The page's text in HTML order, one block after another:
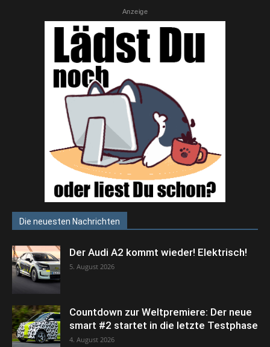
Anzeige
Die neuesten Nachrichten
Der Audi A2 kommt wieder! Elektrisch!
5. August 2026
Countdown zur Weltpremiere: Der neue
smart #2 startet in die letzte Testphase
4. August 2026